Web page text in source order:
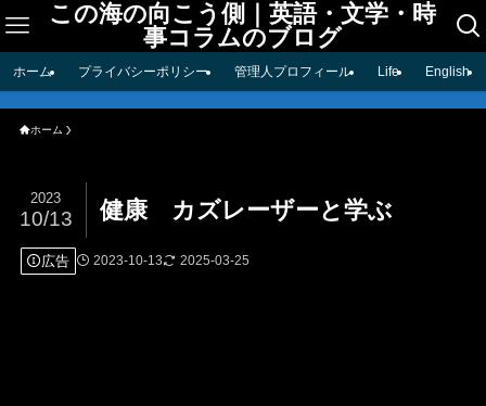
この海の向こう側｜英語・文学・時
事コラムのブログ
ホーム プライバシーポリシー 管理人プロフィール Life English
ホーム
健康 カズレーザーと学ぶ
2023
10/13
広告 2023-10-13 2025-03-25